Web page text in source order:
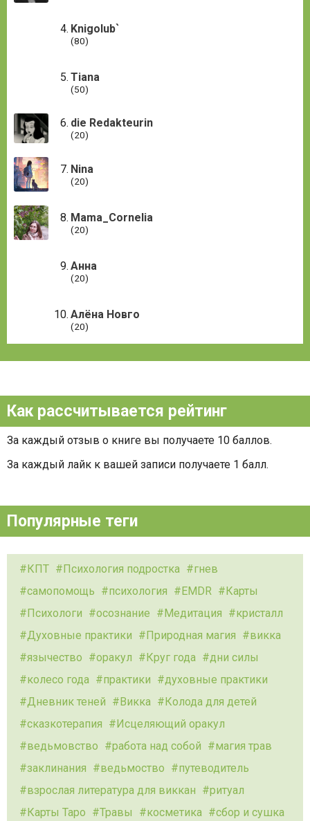
Knigolub`
(80)
Tiana
(50)
die Redakteurin
(20)
Nina
(20)
Mama_Cornelia
(20)
Анна
(20)
Алёна Новго
(20)
Как рассчитывается рейтинг
За каждый отзыв о книге вы получаете 10 баллов.
За каждый лайк к вашей записи получаете 1 балл.
Популярные теги
КПТ Психология подростка
гнев
самопомощь
психология EMDR
Карты
Психологи
осознание Медитация
кристалл
Духовные практики
Природная магия
викка
язычество
оракул Круг года
дни силы
колесо года
практики
духовные практики
Дневник теней
Викка
Колода для детей
сказкотерапия
Исцеляющий оракул
ведьмовство
работа над собой
магия трав
заклинания
ведьмоство
путеводитель
взрослая литература для виккан
ритуал
Карты Таро
Травы косметика сбор и сушка